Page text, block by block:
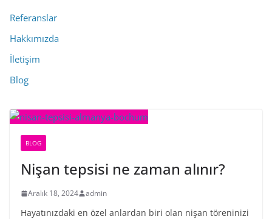
Referanslar
Hakkımızda
İletişim
Blog
BLOG
Nişan tepsisi ne zaman alınır?
Aralık 18, 2024 admin
Hayatınızdaki en özel anlardan biri olan nişan töreninizi